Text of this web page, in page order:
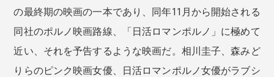
の最終期の映画の一本であり、同年11月から開始される
同社のポルノ映画路線、「日活ロマンポルノ」に極めて
近い、それを予告するような映画だ。相川圭子、森みど
りらのピンク映画女優、日活ロマンポルノ女優がラブシ